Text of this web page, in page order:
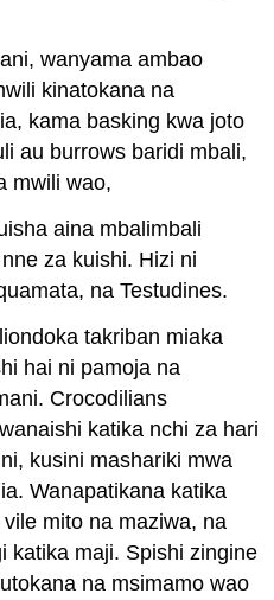
wanyama ambao
kinatokana na
kama basking kwa joto
au burrows baridi mbali,
mwili wao,
aina mbalimbali
za kuishi. Hizi ni
na Testudines.
takriban miaka
hai ni pamoja na
Crocodilians
katika nchi za hari
kusini mashariki mwa
Wanapatikana katika
mito na maziwa, na
katika maji. Spishi zingine
na msimamo wao